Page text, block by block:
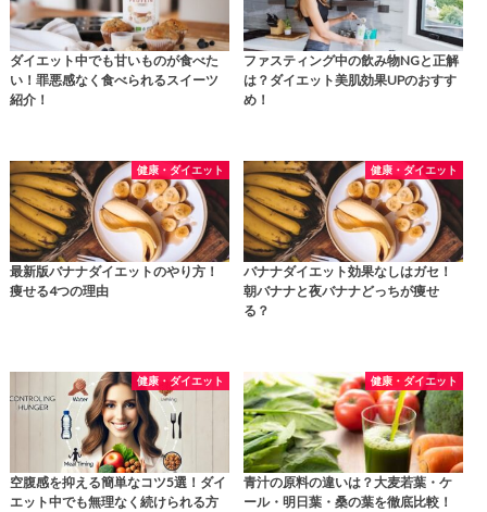
ダイエット中でも甘いものが食べた
い！罪悪感なく食べられるスイーツ
紹介！
ファスティング中の飲み物NGと正解
は？ダイエット美肌効果UPのおすす
め！
健康・ダイエット
最新版バナナダイエットのやり方！
痩せる4つの理由
健康・ダイエット
バナナダイエット効果なしはガセ！
朝バナナと夜バナナどっちが痩せ
る？
健康・ダイエット
空腹感を抑える簡単なコツ5選！ダイ
エット中でも無理なく続けられる方
健康・ダイエット
青汁の原料の違いは？大麦若葉・ケ
ール・明日葉・桑の葉を徹底比較！